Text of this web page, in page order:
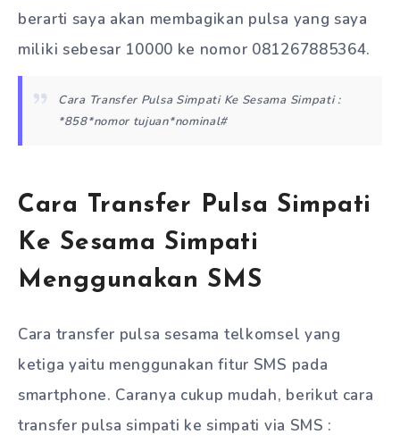
berarti saya akan membagikan pulsa yang saya
miliki sebesar 10000 ke nomor 081267885364.
Cara Transfer Pulsa Simpati Ke Sesama Simpati :
*858*nomor tujuan*nominal#
Cara Transfer Pulsa Simpati
Ke Sesama Simpati
Menggunakan SMS
Cara transfer pulsa sesama telkomsel yang
ketiga yaitu menggunakan fitur SMS pada
smartphone. Caranya cukup mudah, berikut cara
transfer pulsa simpati ke simpati via SMS :